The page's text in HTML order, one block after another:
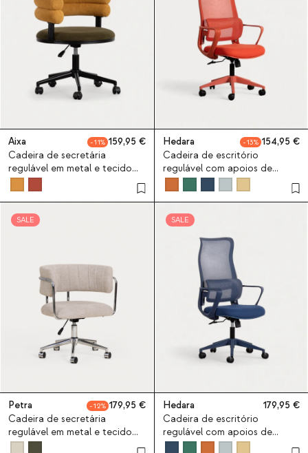
Aixa 11
159,95
Cadeira de secretária
regulável em metal e tecido
Aixa
Hedara 13
154,95
Cadeira de escritório
regulável com apoios de
braços Hedara
SALE
Petra 12
179,95
Cadeira de secretária
regulável em metal e tecido
Petra
SALE
Hedara
179,95
Cadeira de escritório
regulável com apoios de
braços Hedara